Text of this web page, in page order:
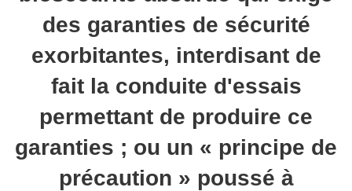
des garanties de sécurité
exorbitantes, interdisant de
fait la conduite d'essais
permettant de produire ce
garanties ; ou un « principe de
précaution » poussé à